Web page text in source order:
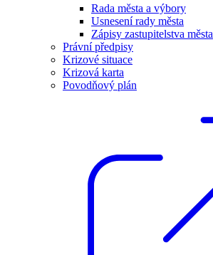
Rada města a výbory
Usnesení rady města
Zápisy zastupitelstva města
Právní předpisy
Krizové situace
Krizová karta
Povodňový plán